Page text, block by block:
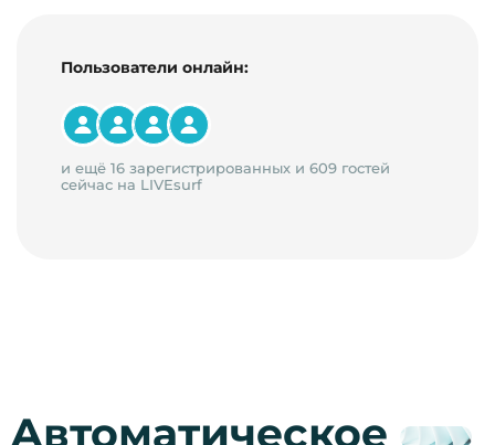
Пользователи онлайн:
и ещё 16 зарегистрированных и 609 гостей
сейчас на LIVEsurf
Автоматическое